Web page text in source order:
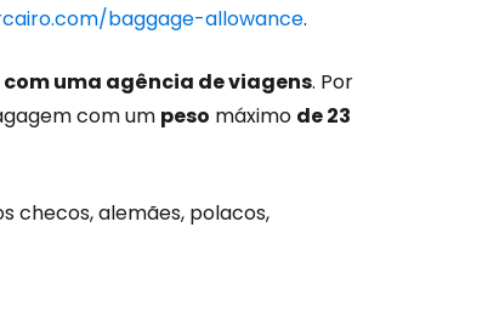
baggage-allowance.
uma agência de viagens. Por
com um peso máximo de 23
checos, alemães, polacos,